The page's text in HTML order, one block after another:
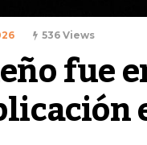
536 Views
fue